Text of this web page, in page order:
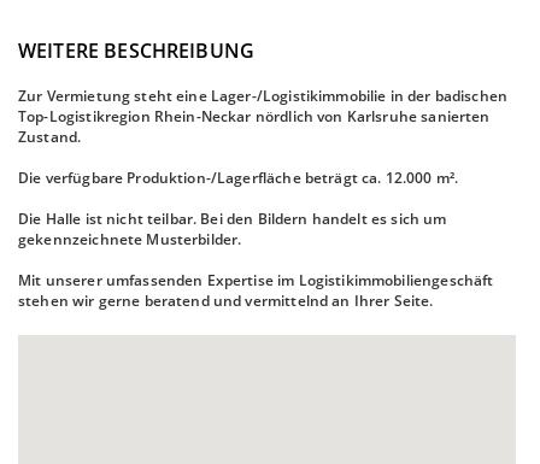
WEITERE BESCHREIBUNG
Zur Vermietung steht eine Lager-/Logistikimmobilie in der badischen
Top-Logistikregion Rhein-Neckar nördlich von Karlsruhe sanierten
Zustand.
Die verfügbare Produktion-/Lagerfläche beträgt ca. 12.000 m².
Die Halle ist nicht teilbar. Bei den Bildern handelt es sich um
gekennzeichnete Musterbilder.
Mit unserer umfassenden Expertise im Logistikimmobiliengeschäft
stehen wir gerne beratend und vermittelnd an Ihrer Seite.